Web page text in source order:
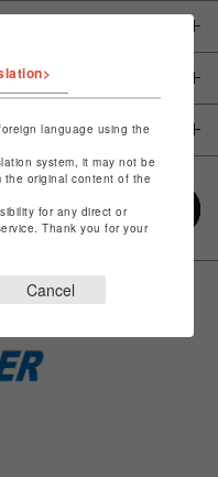
language using the
system, it may not be
the original content of the
for any direct or
Thank you for your
Cancel